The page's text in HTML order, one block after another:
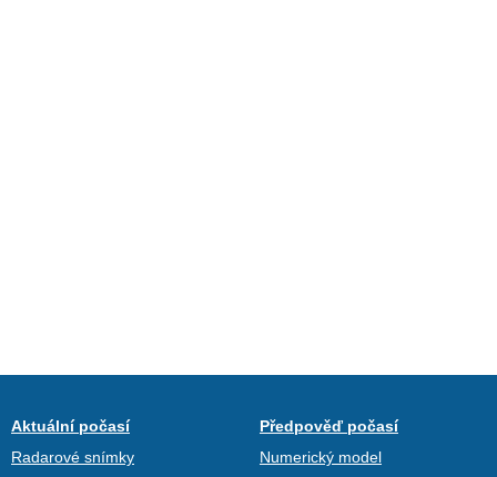
Aktuální počasí
Radarové snímky
Předpověď počasí
Numerický model